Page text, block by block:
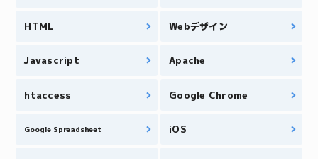
HTML Webデザイン
Javascript Apache
htaccess Google Chrome
Google Spreadsheet iOS